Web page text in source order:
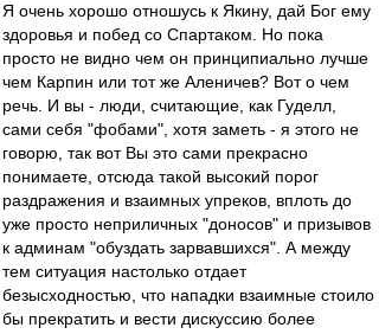
Я очень хорошо отношусь к Якину, дай Бог ему
здоровья и побед со Спартаком. Но пока
просто не видно чем он принципиально лучше
чем Карпин или тот же Аленичев? Вот о чем
речь. И вы - люди, считающие, как Гуделл,
сами себя "фобами", хотя заметь - я этого не
говорю, так вот Вы это сами прекрасно
понимаете, отсюда такой высокий порог
раздражения и взаимных упреков, вплоть до
уже просто неприличных "доносов" и призывов
к админам "обуздать зарвавшихся". А между
тем ситуация настолько отдает
безысходностью, что нападки взаимные стоило
бы прекратить и вести дискуссию более